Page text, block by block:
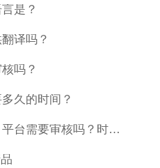
是？
译吗？
吗？
久的时间？
产品上架成功后，平台需要审核吗？时长是多久？